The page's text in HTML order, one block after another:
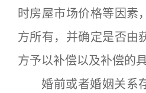
时房屋市场价格等因素
方所有，并确定是否由
方予以补偿以及补偿的
婚前或者婚姻关系